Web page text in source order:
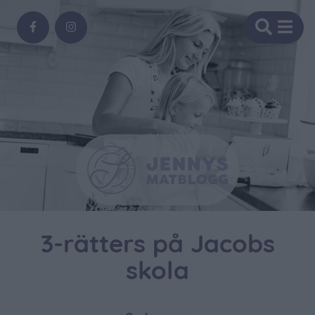
3-rätters på Jacobs
skola